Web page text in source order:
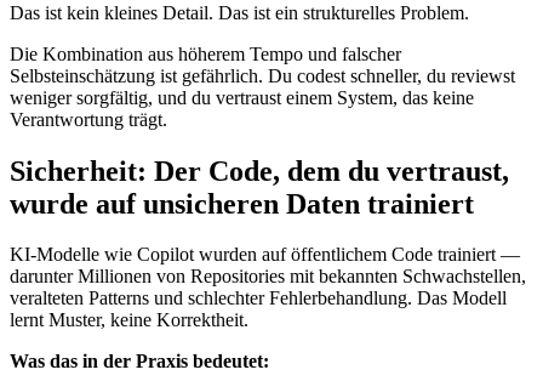
Das ist kein kleines Detail. Das ist ein strukturelles Problem.
Die Kombination aus höherem Tempo und falscher
Selbsteinschätzung ist gefährlich. Du codest schneller, du reviewst
weniger sorgfältig, und du vertraust einem System, das keine
Verantwortung trägt.
Sicherheit: Der Code, dem du vertraust,
wurde auf unsicheren Daten trainiert
KI-Modelle wie Copilot wurden auf öffentlichem Code trainiert —
darunter Millionen von Repositories mit bekannten Schwachstellen,
veralteten Patterns und schlechter Fehlerbehandlung. Das Modell
lernt Muster, keine Korrektheit.
Was das in der Praxis bedeutet: